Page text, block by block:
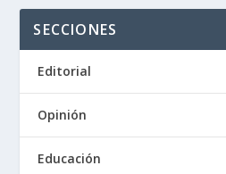
SECCIONES
Editorial
Opinión
Educación